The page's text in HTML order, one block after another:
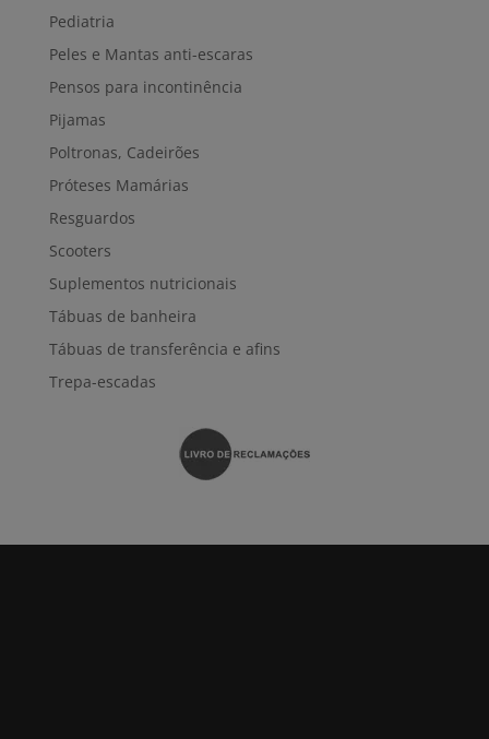
Pediatria
Peles e Mantas anti-escaras
Pensos para incontinência
Pijamas
Poltronas, Cadeirões
Próteses Mamárias
Resguardos
Scooters
Suplementos nutricionais
Tábuas de banheira
Tábuas de transferência e afins
Trepa-escadas